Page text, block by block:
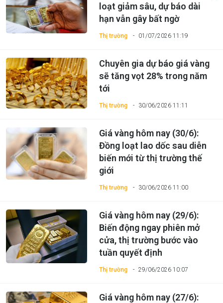
Thị trường 01/07/2026 11:19
loạt giảm sâu, dự báo dài
hạn vẫn gây bất ngờ
Thị trường 30/06/2026 11:11
Chuyên gia dự báo giá vàng
sẽ tăng vọt 28% trong năm
tới
Thị trường 30/06/2026 11:00
Giá vàng hôm nay (30/6):
Đồng loạt lao dốc sau diễn
biến mới từ thị trường thế
giới
Thị trường 29/06/2026 10:07
Giá vàng hôm nay (29/6):
Biến động ngay phiên mở
cửa, thị trường bước vào
tuần quyết định
Giá vàng hôm nay (27/6):